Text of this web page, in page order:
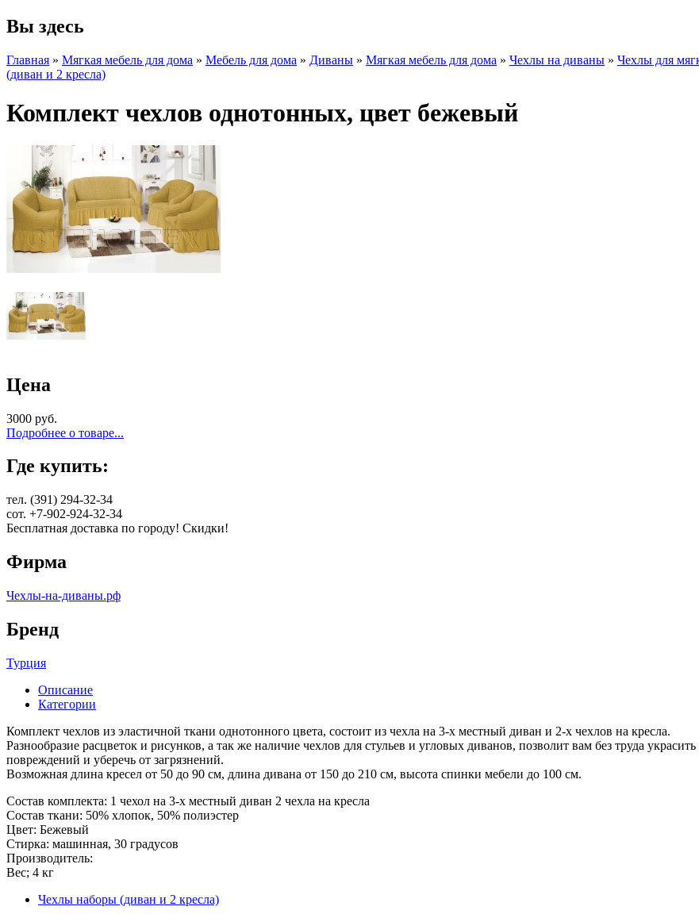
Вы здесь
Главная » Мягкая мебель для дома » Мебель для дома » Диваны » Мягкая мебель для дома » Чехлы на диваны » Чехлы для
(диван и 2 кресла)
Комплект чехлов однотонных, цвет бежевый
Цена
3000 руб.
Подробнее о товаре...
Где купить:
тел. (391) 294-32-34
сот. +7-902-924-32-34
Бесплатная доставка по городу! Скидки!
Фирма
Чехлы-на-диваны.рф
Бренд
Турция
Описание
Категории
Комплект чехлов из эластичной ткани однотонного цвета, состоит из чехла на 3-х местный диван и 2-х чехлов на кресла.
Разнообразие расцветок и рисунков, а так же наличие чехлов для стульев и угловых диванов, позволит вам без труда
повреждений и уберечь от загрязнений.
Возможная длина кресел от 50 до 90 см, длина дивана от 150 до 210 см, высота спинки мебели до 100 см.
Состав комплекта: 1 чехол на 3-х местный диван 2 чехла на кресла
Состав ткани: 50% хлопок, 50% полиэстер
Цвет: Бежевый
Стирка: машинная, 30 градусов
Производитель:
Вес; 4 кг
Чехлы наборы (диван и 2 кресла)